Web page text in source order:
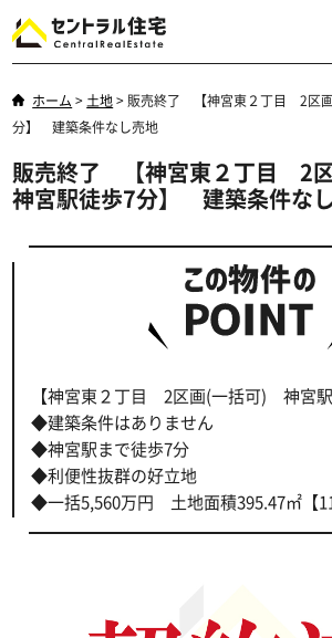
ホーム > 土地> 販売終了 【神宮東２丁目 2区
分】 建築条件なし売地
販売終了 【神宮東２丁目 2
神宮駅徒歩7分】 建築条件な
【神宮東２丁目 2区画(一括可) 神宮駅
◆建築条件はありません
◆神宮駅まで徒歩7分
◆利便性抜群の好立地
◆一括5,560万円 土地面積395.47㎡【